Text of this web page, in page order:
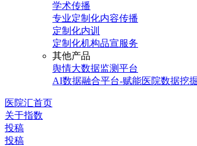
学术传播
专业定制化内容传播
定制化内训
定制化机构品宣服务
其他产品
舆情大数据监测平台
AI数据融合平台-赋能医院数据挖
医院汇首页
关于指数
投稿
投稿